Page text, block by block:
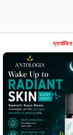
प्रायोजित